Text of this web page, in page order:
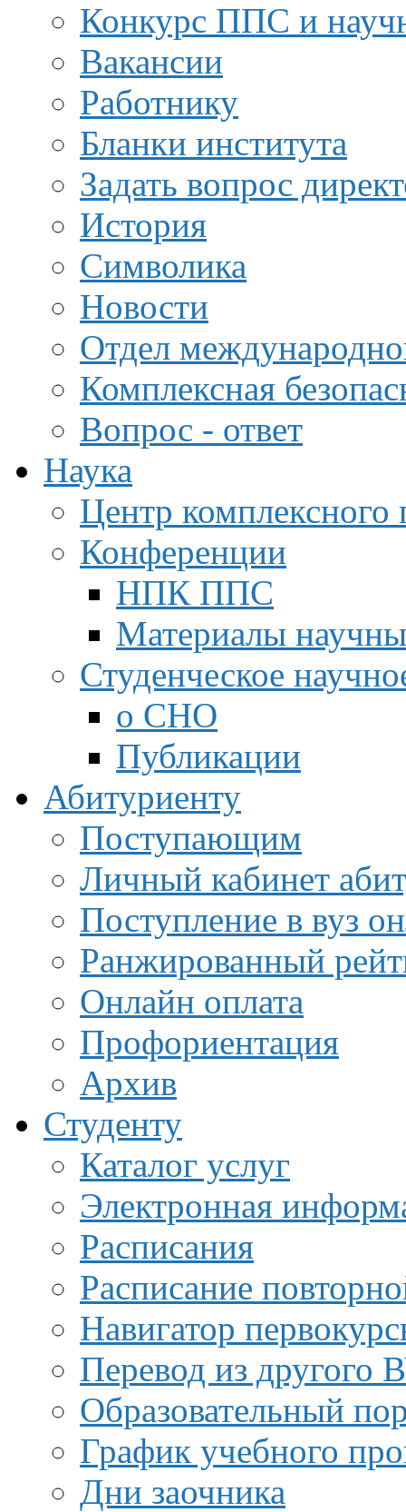
Конкурс ППС и
Вакансии
Работнику
Бланки института
Задать вопрос
История
Символика
Новости
Отдел
Комплексная
Вопрос - ответ
Наука
Центр
Конференции
НПК ППС
Материалы
Студенческое
о СНО
Публикации
Абитуриенту
Поступающим
Личный кабинет
Поступление в вуз
Ранжированный
Онлайн оплата
Профориентация
Архив
Студенту
Каталог услуг
Электронная
Расписания
Расписание
Навигатор
Перевод из другого
Образовательный
График учебного
Дни заочника